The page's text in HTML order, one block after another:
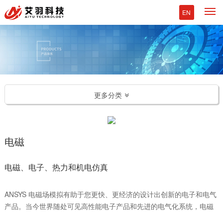
EN
更多分类
电磁
电磁、电子、热力和机电仿真
ANSYS 电磁场模拟有助于您更快、更经济的设计出创新的电子和电气
产品。当今世界随处可见高性能电子产品和先进的电气化系统，电磁